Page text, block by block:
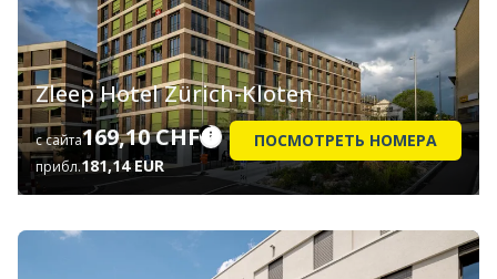
Zleep Hotel Zürich-Kloten
с сайта169,10 CHF
прибл.181,14 EUR
ПОСМОТРЕТЬ НОМЕРА